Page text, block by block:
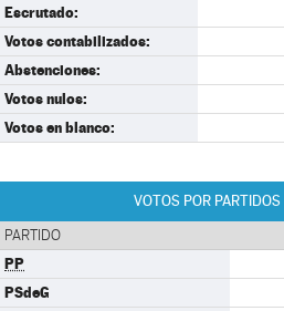
Escrutado:
Votos contabilizados:
Abstenciones:
Votos nulos:
Votos en blanco:
VOTOS POR
PARTIDO
PP
PSdeG